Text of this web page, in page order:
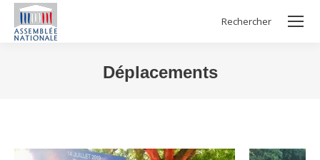
Search:
Rechercher
Déplacements